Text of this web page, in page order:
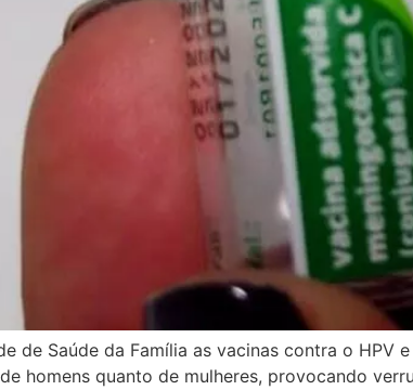
de Saúde da Família as vacinas contra o
homens quanto de mulheres, provocando